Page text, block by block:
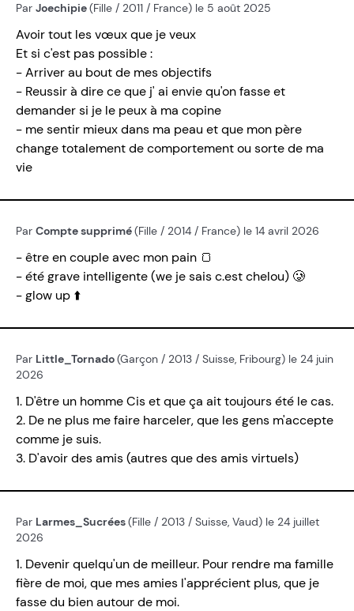
Par Joechipie(Fille / 2011 / France) le 5 août 2025
Avoir tout les vœux que je veux
Et si c'est pas possible :
- Arriver au bout de mes objectifs
- Reussir à dire ce que j' ai envie qu'on fasse et
demander si je le peux à ma copine
- me sentir mieux dans ma peau et que mon père
change totalement de comportement ou sorte de ma
vie
Par Compte supprimé(Fille / 2014 / France) le 14 avril 2026
- être en couple avec mon pain 🍞
- été grave intelligente (we je sais c.est chelou) 🥲
- glow up ⬆️
Par Little_Tornado(Garçon / 2013 / Suisse, Fribourg) le 24 juin
2026
1. D'être un homme Cis et que ça ait toujours été le cas.
2. De ne plus me faire harceler, que les gens m'accepte
comme je suis.
3. D'avoir des amis (autres que des amis virtuels)
Par Larmes_Sucrées(Fille / 2013 / Suisse, Vaud) le 24 juillet
2026
1. Devenir quelqu'un de meilleur. Pour rendre ma famille
fière de moi, que mes amies l'apprécient plus, que je
fasse du bien autour de moi.